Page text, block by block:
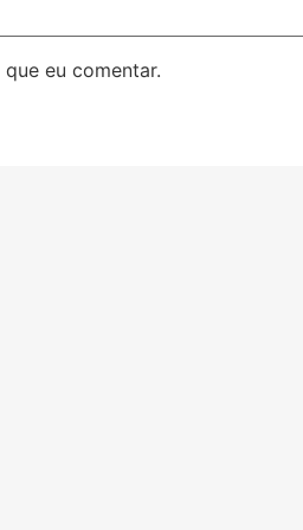
eu comentar.